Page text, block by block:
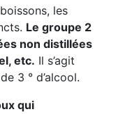
les
Le groupe 2
non distillées
etc. Il s’agit
3 ° d’alcool.
qui